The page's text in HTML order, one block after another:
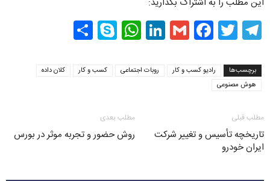
Telegram
Twitter
Facebook
Gmail
LinkedIn
WhatsApp
Skype
برچسب‌ها رادیو کسب و کار روبات اجتماعی کسب و کار
کلان داده
هوش مصنوعی
مطلب قبلی
تاریخچه تأسیس و تغییر شرکت
ایران خودرو
مطلب بعدی
روش حضور و تجربه موثر در بورس